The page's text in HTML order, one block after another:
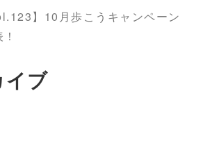
】10月歩こうキャンペーン
イブ